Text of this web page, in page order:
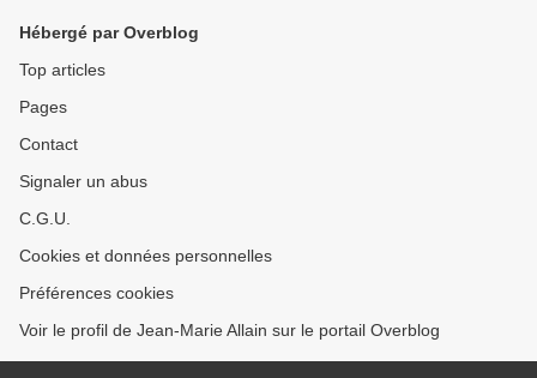
Hébergé par Overblog
Top articles
Pages
Contact
Signaler un abus
C.G.U.
Cookies et données personnelles
Préférences cookies
Voir le profil de Jean-Marie Allain sur le portail Overblog